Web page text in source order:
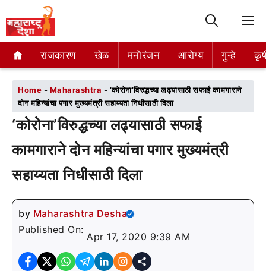
राजकारण खेळ मनोरंजन आरोग्य गुन्हे
राजकारण खेळ मनोरंजन आरोग्य गुन्हे
Home - Maharashtra - ‘कोरोना’विरुद्धच्या लढ्यासाठी सफाई कामगाराने
दोन महिन्यांचा पगार मुख्यमंत्री सहाय्यता निधीसाठी दिला
‘कोरोना’विरुद्धच्या लढ्यासाठी सफाई
कामगाराने दोन महिन्यांचा पगार मुख्यमंत्री
सहाय्यता निधीसाठी दिला
by Maharashtra Desha
Published On:
Apr 17, 2020 9:39 AM